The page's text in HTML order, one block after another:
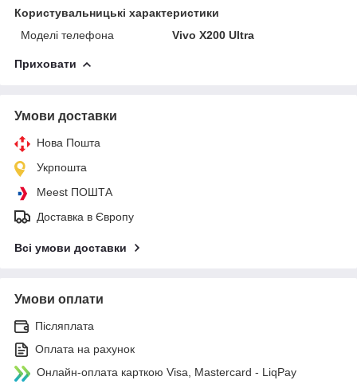
Користувальницькі характеристики
Моделі телефона
Vivo X200 Ultra
Приховати
Умови доставки
Нова Пошта
Укрпошта
Meest ПОШТА
Доставка в Європу
Всі умови доставки
Умови оплати
Післяплата
Оплата на рахунок
Онлайн-оплата карткою Visa, Mastercard - LiqPay